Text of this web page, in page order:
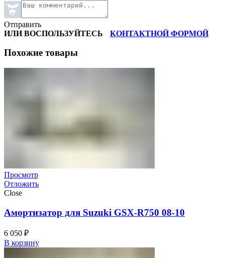
Отправить
ИЛИ ВОСПОЛЬЗУЙТЕСЬ
КОНТАКТНОЙ ФОРМОЙ
Похожие товары
Просмотр
Отложить
Close
Амортизатор для Suzuki GSX-R750 08-10
6 050 ₽
В корзину